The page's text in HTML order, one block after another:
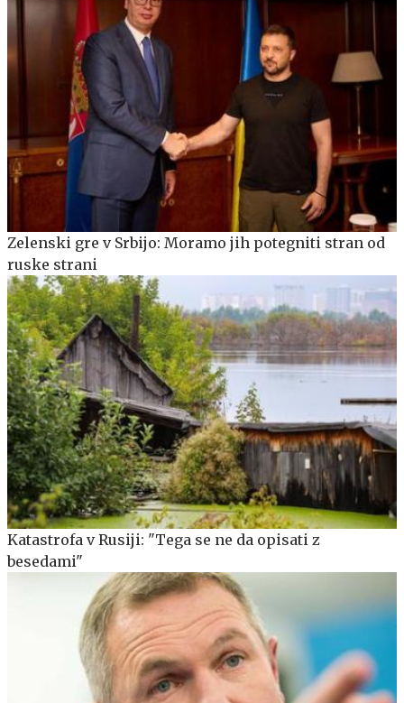
Zelenski gre v Srbijo: Moramo jih potegniti stran od
ruske strani
Katastrofa v Rusiji: "Tega se ne da opisati z
besedami"